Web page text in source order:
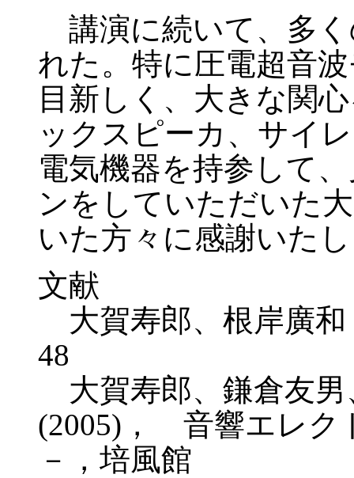
講演に続いて、多
れた。特に圧電超音
目新しく、大きな関
ックスピーカ、サイ
電気機器を持参して
ンをしていただいた
いた方々に感謝いた
文献
大賀寿郎、根岸廣和
48
大賀寿郎、鎌倉友男
(2005)， 音響エレク
－，培風館